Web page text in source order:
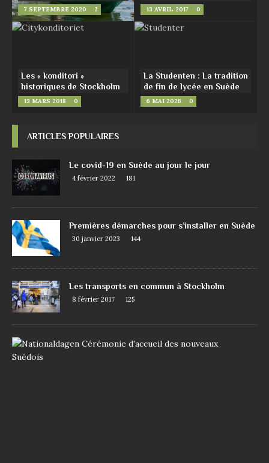
7 SEPTEMBRE 2020 2 13 AVRIL 2017 0
Les « konditori »
historiques de Stockholm
13 MARS 2018 0
La Studenten : La tradition
de fin de lycée en Suède
6 MAI 2026 0
ARTICLES POPULAIRES
Le covid-19 en Suède au jour le jour
4 février 2022 181
Premières démarches pour s’installer en Suède
30 janvier 2023 144
Les transports en commun à Stockholm
8 février 2017 125